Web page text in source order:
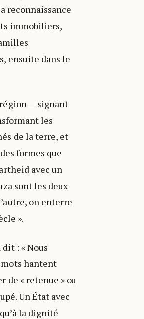
reconnaissance
immobiliers,
ensuite dans le
— signant
les
de la terre, et
formes que
avec un
sont les deux
on enterre
».
: « Nous
mots hantent
de « retenue » ou
Un État avec
la dignité